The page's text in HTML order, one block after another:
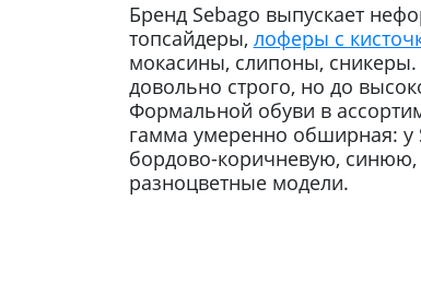
Бренд Sebago выпускает
топсайдеры, лоферы с
мокасины, слипоны,
довольно строго, но до
Формальной обуви в
гамма умеренно обширная:
бордово-коричневую, синюю,
разноцветные модели.